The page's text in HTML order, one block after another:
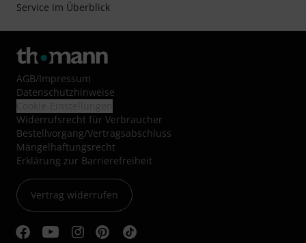
Service im Überblick
AGB/Impressum
Datenschutzhinweise
Widerrufsrecht für Verbraucher
Bestellvorgang/Vertragsabschluss
Mängelhaftungsrecht
Erklärung zur Barrierefreiheit
Vertrag widerrufen